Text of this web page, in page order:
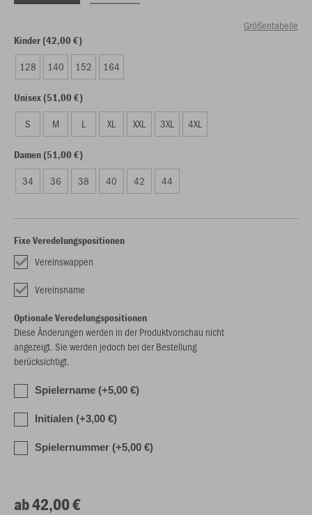
Größentabelle
Kinder (42,00 €)
128 140 152 164
Unisex (51,00 €)
S M L XL XXL 3XL 4XL
Damen (51,00 €)
34 36 38 40 42 44
Fixe Veredelungspositionen
Vereinswappen
Vereinsname
Optionale Veredelungspositionen
Diese Änderungen werden in der Produktvorschau nicht
angezeigt. Sie werden jedoch bei der Bestellung
berücksichtigt.
Spielername (+5,00 €)
Initialen (+3,00 €)
Spielernummer (+5,00 €)
ab 42,00 €